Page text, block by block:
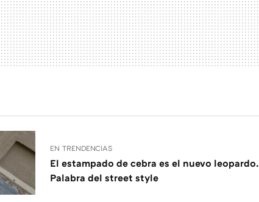
EN TRENDENCIAS
El estampado de cebra es el nuevo leopardo.
Palabra del street style